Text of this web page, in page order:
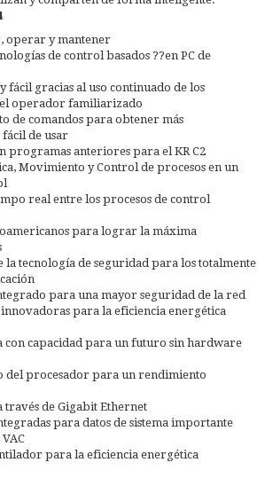
operar y mantener
de control basados ??en PC de
fácil gracias al uso continuado de los
operador familiarizado
de comandos para obtener más
de usar
programas anteriores para el KR C2
Movimiento y Control de procesos en un
real entre los procesos de control
para lograr la máxima
la tecnología de seguridad para los totalmente
para una mayor seguridad de la red
para la eficiencia energética
con capacidad para un futuro sin hardware
del procesador para un rendimiento
través de Gigabit Ethernet
para datos de sistema importante
para la eficiencia energética